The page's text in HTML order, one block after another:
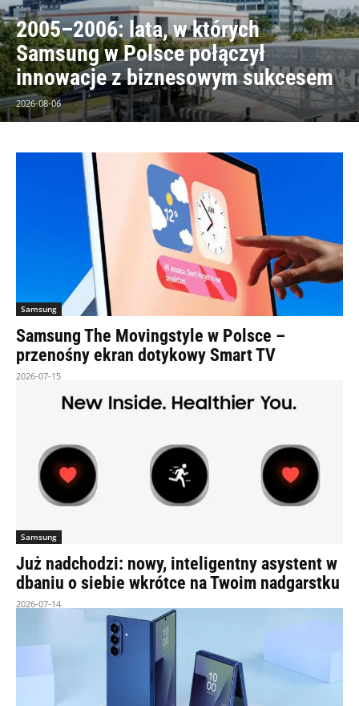
2005–2006: lata, w których
Samsung w Polsce połączył
innowacje z biznesowym sukcesem
2026-08-06
Samsung
Samsung The Movingstyle w Polsce –
przenośny ekran dotykowy Smart TV
2026-07-15
Samsung
Już nadchodzi: nowy, inteligentny asystent w
dbaniu o siebie wkrótce na Twoim nadgarstku
2026-07-14